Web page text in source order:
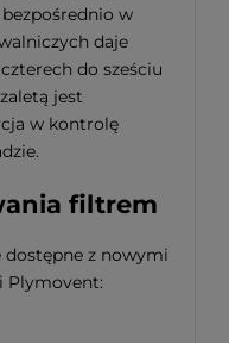
w
daje
do sześciu
jest
w kontrolę
filtrem
dostępne z nowymi
Plymovent: